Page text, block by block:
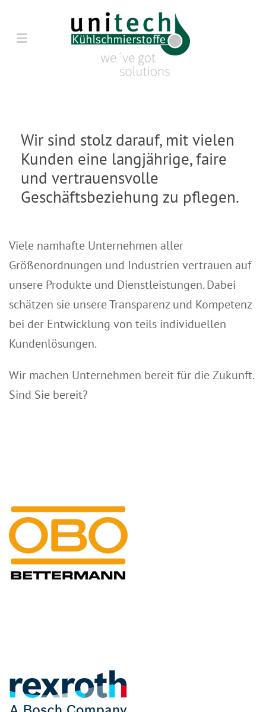
springen
Toggle
PRODUKTE
SERVICE
BLOG
KONTAKT
Wir sind stolz darauf, mit vielen
Kunden eine langjährige, faire
und vertrauensvolle
Geschäftsbeziehung zu pflegen.
Viele namhafte Unternehmen aller
Größenordnungen und Industrien vertrauen auf
unsere Produkte und Dienstleistungen. Dabei
schätzen sie unsere Transparenz und Kompetenz
bei der Entwicklung von teils individuellen
Kundenlösungen.
Wir machen Unternehmen bereit für die Zukunft.
Sind Sie bereit?